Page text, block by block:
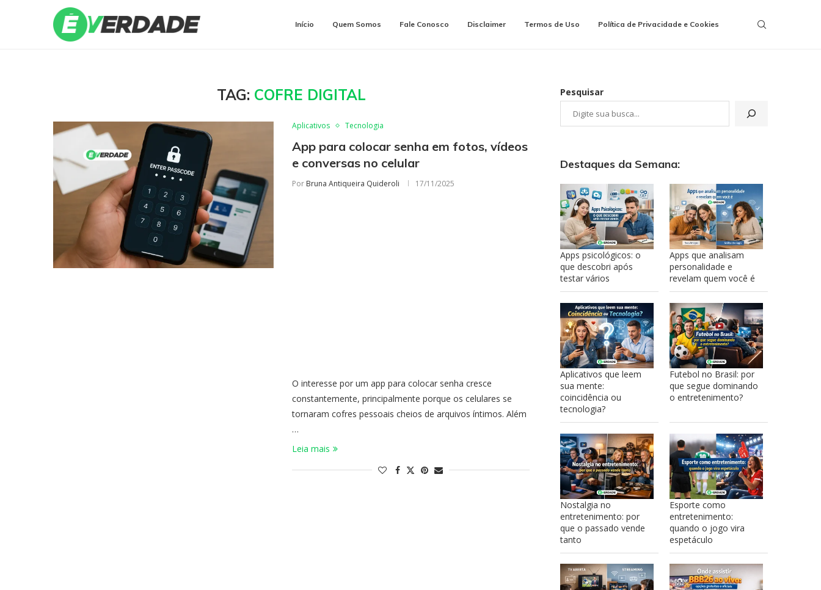
Início Quem Somos Fale Conosco Disclaimer Termos de Uso Política de Privacidade e Cookies
TAG: COFRE DIGITAL
Aplicativos Tecnologia
App para colocar senha em fotos, vídeos
e conversas no celular
Por Bruna Antiqueira Quideroli 17/11/2025
O interesse por um app para colocar senha cresce
constantemente, principalmente porque os celulares se
tornaram cofres pessoais cheios de arquivos íntimos. Além
…
Leia mais
Pesquisar
Destaques da Semana:
Apps psicológicos: o
que descobri após
testar vários
Apps que analisam
personalidade e
revelam quem você é
Aplicativos que leem
sua mente:
coincidência ou
tecnologia?
Futebol no Brasil: por
que segue dominando
o entretenimento?
Nostalgia no
entretenimento: por
que o passado vende
tanto
Esporte como
entretenimento:
quando o jogo vira
espetáculo